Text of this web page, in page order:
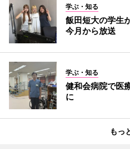
学ぶ・知る
飯田短大の学生
今月から放送
学ぶ・知る
健和会病院で医
に
もっ